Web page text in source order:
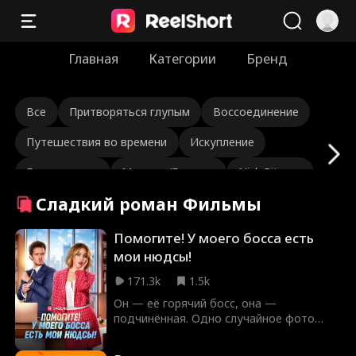
Главная Категории Бренд
Все Притворяться глупым Воссоединение
Путешествия во времени Искупление
Бессмертные Маршал/Генерал Nick Ritacco
Мафия От врагов к любовникам Реинкарнация
Grace Swanson Autumn Noel
Суровый генеральный директор
Любовный треугольник
Наследница/Светская львица Lauren Farmer
Сладкий роман Фильмы
Помогите! У моего босса есть
мои нюдсы!
171.3k
1.5k
Он — её горячий босс, она —
подчинённая. Одно случайное фото